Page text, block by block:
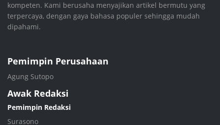
kompeten. Kami berusaha menyajikan artikel bermutu yang
terpercaya, dengan gaya bahasa populer sehingga mudah
dipahami.
Pemimpin Perusahaan
Agung Sutopo
Awak Redaksi
Pemimpin Redaksi
Surasono